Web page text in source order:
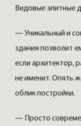
Видовые элитные
— Уникальный и
здания позволит
если архитектор,
не именит. Опять
облик постройки.
— Просто